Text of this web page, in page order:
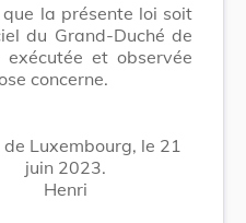
la présente loi soit
du Grand-Duché de
et observée
concerne.
Luxembourg, le 21
juin 2023.
Henri